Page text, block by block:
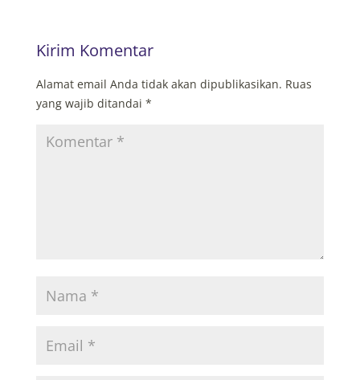
Kirim Komentar
Alamat email Anda tidak akan dipublikasikan. Ruas
yang wajib ditandai *